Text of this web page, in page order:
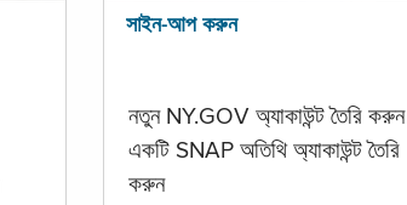
সাইন-আপ করুন
নতুন NY.GOV অ্যাকাউন্ট তৈরি করুন
একটি SNAP অতিথি অ্যাকাউন্ট তৈরি
করুন